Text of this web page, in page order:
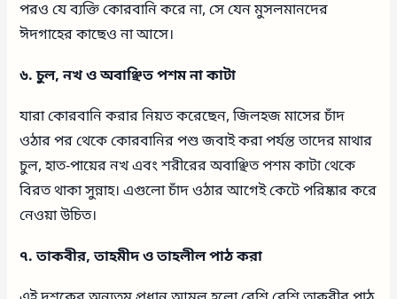
পরও যে ব্যক্তি কোরবানি করে না, সে যেন মুসলমানদের
ঈদগাহের কাছেও না আসে।
৬. চুল, নখ ও অবাঞ্ছিত পশম না কাটা
যারা কোরবানি করার নিয়ত করেছেন, জিলহজ মাসের চাঁদ
ওঠার পর থেকে কোরবানির পশু জবাই করা পর্যন্ত তাদের মাথার
চুল, হাত-পায়ের নখ এবং শরীরের অবাঞ্ছিত পশম কাটা থেকে
বিরত থাকা সুন্নাহ। এগুলো চাঁদ ওঠার আগেই কেটে পরিষ্কার করে
নেওয়া উচিত।
৭. তাকবীর, তাহমীদ ও তাহলীল পাঠ করা